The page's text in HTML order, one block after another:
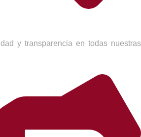
y transparencia en todas nuestras